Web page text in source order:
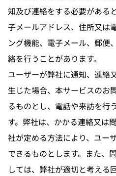
知及び連絡をする必要がある
子メールアドレス、住所又は
ング機能、電子メール、郵便
絡を行うことがあります。
ユーザーが弊社に通知、連絡
生じた場合、本サービスのお
るものとし、電話や来訪を行
す。弊社は、かかる連絡又は
社が定める方法により、ユー
できるものとします。また、
しては、弊社が適切と考える